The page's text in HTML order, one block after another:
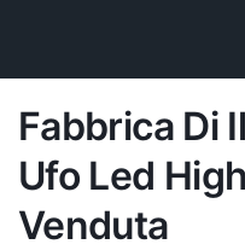
Fabbrica Di
Ufo Led
Venduta